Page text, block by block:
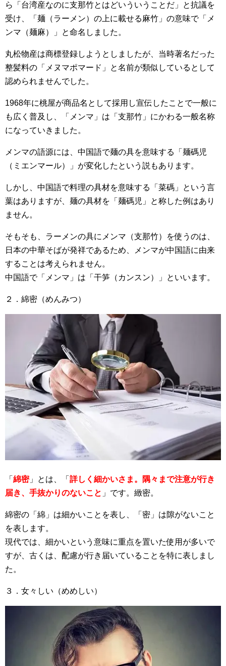
ら「台湾産なのに支那竹とはどいういうことだ」と抗議を
受け、「麺（ラーメン）の上に載せる麻竹」の意味で「メ
ンマ（麺麻）」と命名しました。
丸松物産は商標登録しようとしましたが、当時著名だった
整髪料の「メヌマポマード」と名前が類似しているとして
認められませんでした。
1968年に桃屋が商品名として採用し宣伝したことで一般に
も広く普及し、「メンマ」は「支那竹」にかわる一般名称
になっていきました。
メンマの語源には、中国語で麺の具を意味する「麺碼児
（ミエンマール）」が変化したという説もあります。
しかし、中国語で料理の具材を意味する「菜碼」という言
葉はありますが、麺の具材を「麺碼児」と称した例はあり
ません。
そもそも、ラーメンの具にメンマ（支那竹）を使うのは、
日本の中華そばが発祥であるため、メンマが中国語に由来
することは考えられません。
中国語で「メンマ」は「干笋（カンスン）」といいます。
２．綿密（めんみつ）
「 綿密」とは、「 詳しく細かいさま。隅々まで注意が行き
届き、手抜かりのないこと 」です。緻密。
綿密の「綿」は細かいことを表し、「密」は隙がないこと
を表します。
現代では、細かいという意味に重点を置いた使用が多いで
すが、古くは、配慮が行き届いていることを特に表しまし
た。
３．女々しい（めめしい）